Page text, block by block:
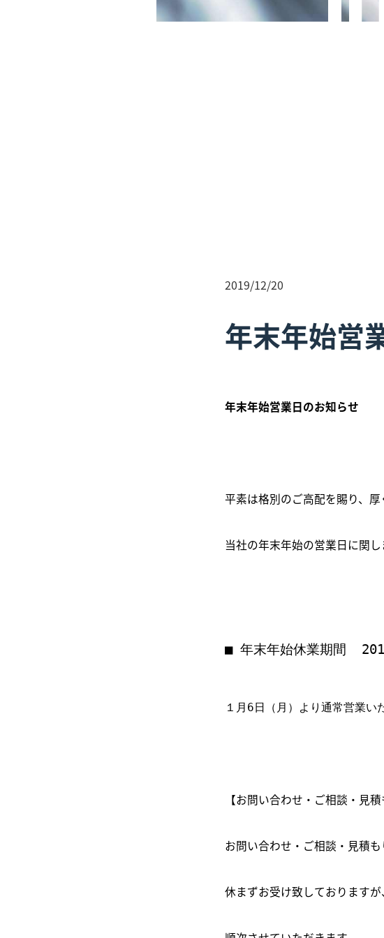
2019/12/20
年末年始営
年末年始営業日のお知らせ
平素は格別のご高配を賜り、厚
当社の年末年始の営業日に関
■ 年末年始休業期間
１月6日（月）より通常営業い
【お問い合わせ・ご相談・見
お問い合わせ・ご相談・見積
休まずお受け致しております